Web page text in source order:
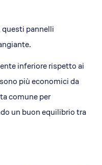
pannelli
inferiore rispetto ai
più economici da
comune per
un buon equilibrio tra